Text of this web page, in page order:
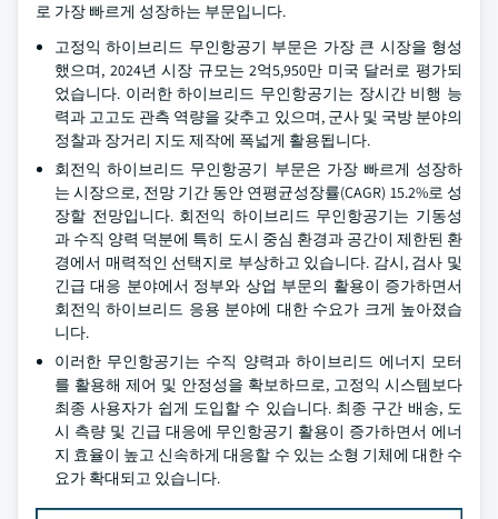
로 가장 빠르게 성장하는 부문입니다.
고정익 하이브리드 무인항공기 부문은 가장 큰 시장을 형성
했으며, 2024년 시장 규모는 2억5,950만 미국 달러로 평가되
었습니다. 이러한 하이브리드 무인항공기는 장시간 비행 능
력과 고고도 관측 역량을 갖추고 있으며, 군사 및 국방 분야의
정찰과 장거리 지도 제작에 폭넓게 활용됩니다.
회전익 하이브리드 무인항공기 부문은 가장 빠르게 성장하
는 시장으로, 전망 기간 동안 연평균성장률(CAGR) 15.2%로 성
장할 전망입니다. 회전익 하이브리드 무인항공기는 기동성
과 수직 양력 덕분에 특히 도시 중심 환경과 공간이 제한된 환
경에서 매력적인 선택지로 부상하고 있습니다. 감시, 검사 및
긴급 대응 분야에서 정부와 상업 부문의 활용이 증가하면서
회전익 하이브리드 응용 분야에 대한 수요가 크게 높아졌습
니다.
이러한 무인항공기는 수직 양력과 하이브리드 에너지 모터
를 활용해 제어 및 안정성을 확보하므로, 고정익 시스템보다
최종 사용자가 쉽게 도입할 수 있습니다. 최종 구간 배송, 도
시 측량 및 긴급 대응에 무인항공기 활용이 증가하면서 에너
지 효율이 높고 신속하게 대응할 수 있는 소형 기체에 대한 수
요가 확대되고 있습니다.